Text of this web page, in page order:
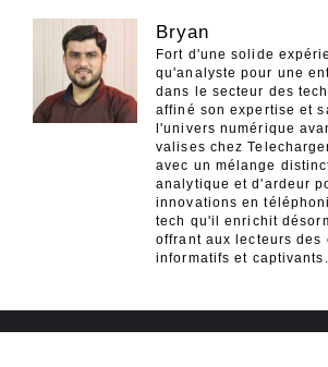
Bryan
Fort d'une solide
qu'analyste pour une
dans le secteur des
affiné son expertise et
l'univers numérique
valises chez
avec un mélange
analytique et d'ardeur
innovations en
tech qu'il enrichit
offrant aux lecteurs des
informatifs et captivants.